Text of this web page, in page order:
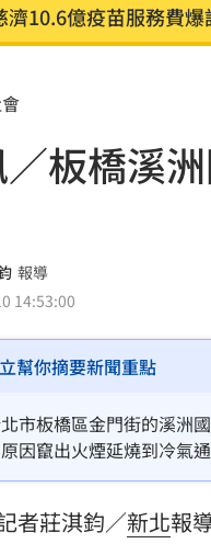
濟10.6億疫苗服務費
夫AKIRA抵台 蹲身陪
嗆擋疫苗！慈濟遭詐
股連4漲遭八卦鏡收
7充公！5張千萬發票
基債務風暴！檢調搜
／家樓梯門口重摔 李
厚任71歲生日 女友曝
板橋溪
報導
14:53:00
幫你摘要新聞重點
市板橋區金門街的溪洲
因竄出火煙延燒到冷氣
生原因還待火調人員後
者莊淇鈞／新北報